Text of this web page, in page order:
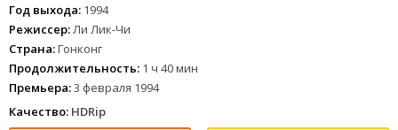
Год выхода: 1994
Режиссер: Ли Лик-Чи
Страна:Гонконг
Продолжительность: 1 ч 40 мин
Премьера:3 февраля 1994
Качество: HDRip